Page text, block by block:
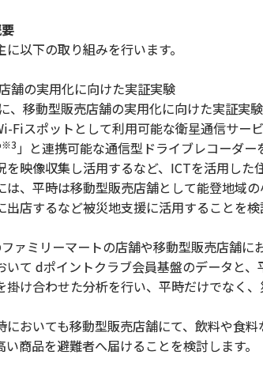
以下の取り組みを行います。
舗の実用化に向けた実証実験
、移動型販売店舗の実用化に向けた実証実
Fiスポットとして利用可能な衛星通信サー
※3」と連携可能な通信型ドライブレコーダ
を映像収集し活用するなど、ICTを活用した
、平時は移動型販売店舗として能登地域
店するなど被災地支援に活用することを検
ァミリーマートの店舗や移動型販売店舗に
て dポイントクラブ会員基盤のデータと
掛け合わせた分析を行い、平時だけでなく
おいても移動型販売店舗にて、飲料や食
い商品を避難者へ届けることを検討します。